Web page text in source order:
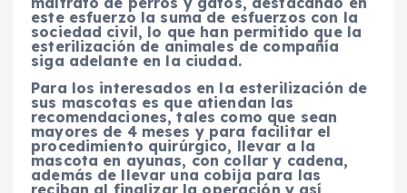
este esfuerzo la suma de esfuerzos con la
sociedad civil, lo que han permitido que la
esterilización de animales de compañía
siga adelante en la ciudad.
Para los interesados en la esterilización de
sus mascotas es que atiendan las
recomendaciones, tales como que sean
mayores de 4 meses y para facilitar el
procedimiento quirúrgico, llevar a la
mascota en ayunas, con collar y cadena,
además de llevar una cobija para las